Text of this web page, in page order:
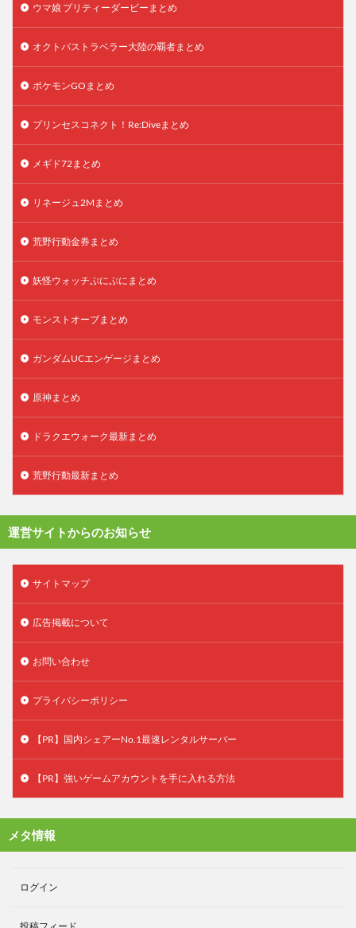
ウマ娘 プリティーダービーまとめ
オクトパストラベラー大陸の覇者まとめ
ポケモンGOまとめ
プリンセスコネクト！Re:Diveまとめ
メギド72まとめ
リネージュ2Mまとめ
荒野行動金券まとめ
妖怪ウォッチぷにぷにまとめ
モンストオーブまとめ
ガンダムUCエンゲージまとめ
原神まとめ
ドラクエウォーク最新まとめ
荒野行動最新まとめ
運営サイトからのお知らせ
サイトマップ
広告掲載について
お問い合わせ
プライバシーポリシー
【PR】国内シェアーNo.1最速レンタルサーバー
【PR】強いゲームアカウントを手に入れる方法
メタ情報
ログイン